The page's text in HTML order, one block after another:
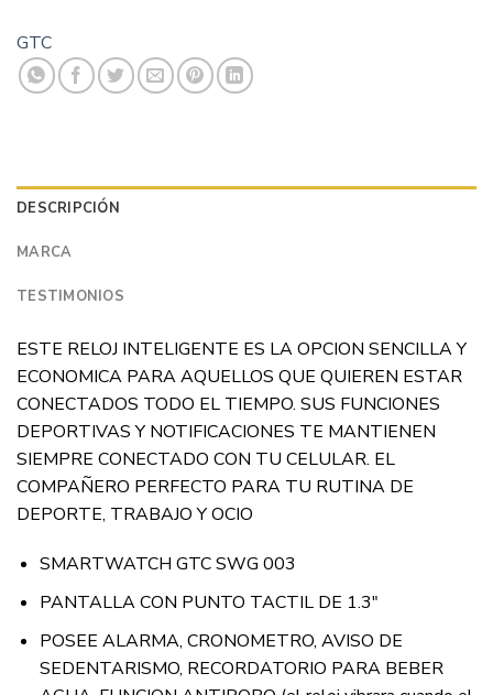
GTC
DESCRIPCIÓN
MARCA
TESTIMONIOS
ESTE RELOJ INTELIGENTE ES LA OPCION SENCILLA Y
ECONOMICA PARA AQUELLOS QUE QUIEREN ESTAR
CONECTADOS TODO EL TIEMPO. SUS FUNCIONES
DEPORTIVAS Y NOTIFICACIONES TE MANTIENEN
SIEMPRE CONECTADO CON TU CELULAR. EL
COMPAÑERO PERFECTO PARA TU RUTINA DE
DEPORTE, TRABAJO Y OCIO
SMARTWATCH GTC SWG 003
PANTALLA CON PUNTO TACTIL DE 1.3″
POSEE ALARMA, CRONOMETRO, AVISO DE
SEDENTARISMO, RECORDATORIO PARA BEBER